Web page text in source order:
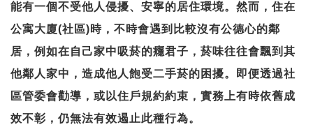
能有一個不受他人侵擾、安寧的居住環境。然而，住在
公寓大廈(社區)時，不時會遇到比較沒有公德心的鄰
居，例如在自己家中吸菸的癮君子，菸味往往會飄到其
他鄰人家中，造成他人飽受二手菸的困擾。即便透過社
區管委會勸導，或以住戶規約約束，實務上有時依舊成
效不彰，仍無法有效遏止此種行為。